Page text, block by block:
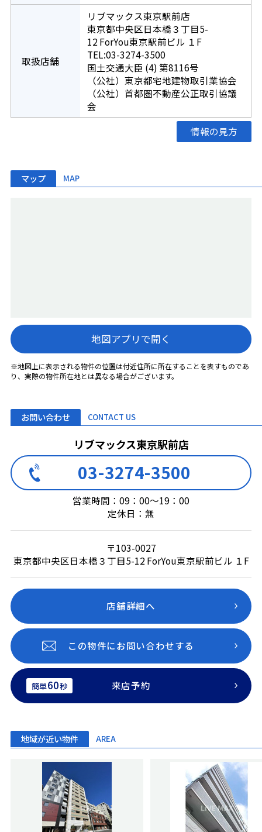
取扱店舗
リブマックス東京駅前店
東京都中央区日本橋３丁目5-
12 ForYou東京駅前ビル １F
TEL:03-3274-3500
国土交通大臣 (4) 第8116号
（公社）東京都宅地建物取引業協会
（公社）首都圏不動産公正取引協議
会
情報の見方
マップ MAP
地図アプリで開く
※地図上に表示される物件の位置は付近住所に所在することを表すものであ
り、実際の物件所在地とは異なる場合がございます。
お問い合わせ CONTACT US
リブマックス東京駅前店
03-3274-3500
営業時間：09：00～19：00
定休日：無
〒103-0027
東京都中央区日本橋３丁目5-12 ForYou東京駅前ビル １F
店舗詳細へ
この物件にお問い合わせする
簡単60秒 来店予約
地域が近い物件 AREA